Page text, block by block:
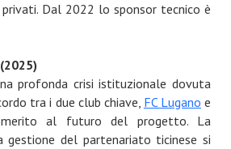
Dal 2022 lo sponsor tecnico è
profonda crisi istituzionale dovuta
tra i due club chiave, FC Lugano e
al futuro del progetto. La
gestione del partenariato ticinese si